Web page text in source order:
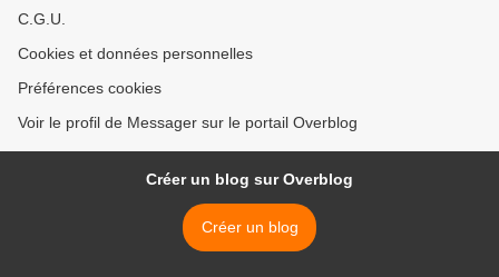
C.G.U.
Cookies et données personnelles
Préférences cookies
Voir le profil de Messager sur le portail Overblog
Créer un blog sur Overblog
Créer un blog